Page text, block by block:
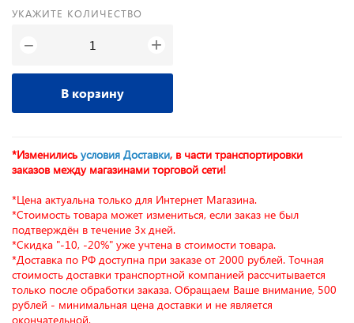
УКАЖИТЕ КОЛИЧЕСТВО
− +
В корзину
*Изменились условия Доставки, в части транспортировки
заказов между магазинами торговой сети!
*Цена актуальна только для Интернет Магазина.
*Стоимость товара может измениться, если заказ не был
подтверждён в течение 3х дней.
*Скидка "-10, -20%" уже учтена в стоимости товара.
*Доставка по РФ доступна при заказе от 2000 рублей. Точная
стоимость доставки транспортной компанией рассчитывается
только после обработки заказа. Обращаем Ваше внимание, 500
рублей - минимальная цена доставки и не является
окончательной.